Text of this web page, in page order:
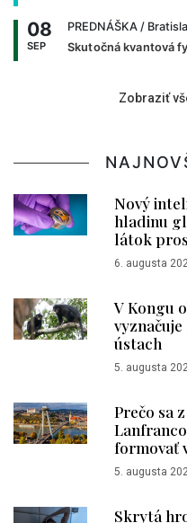
08
SEP
PREDNÁŠKA /
Skutočná kvantová
Zobraziť
Nový
hladinu
látok
6. augusta
V Kongu
ústach
5. augusta
Prečo sa
formovať
5. augusta
Skrytá